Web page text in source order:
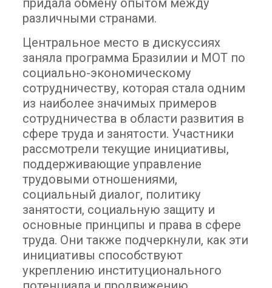
различными странами.
Центральное место в дискуссиях
заняла программа Бразилии и МОТ по
социально-экономическому
сотрудничеству, которая стала одним
из наиболее значимых примеров
сотрудничества в области развития в
сфере труда и занятости. Участники
рассмотрели текущие инициативы,
поддерживающие управление
трудовыми отношениями,
социальный диалог, политику
занятости, социальную защиту и
основные принципы и права в сфере
труда. Они также подчеркнули, как эти
инициативы способствуют
укреплению институционального